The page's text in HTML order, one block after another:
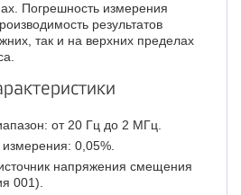
Погрешность измерения
результатов
так и на верхних пределах
от 20 Гц до 2 МГц.
0,05%.
напряжения смещения
001).